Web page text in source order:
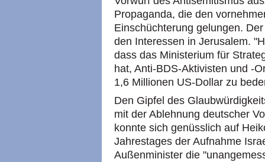
Propaganda, die den
Einschüchterung gelungen.
den Interessen in Jerusalem.
dass das Ministerium für
hat, Anti-BDS-Aktivisten und -
1,6 Millionen US-Dollar zu
Den Gipfel des
mit der Ablehnung deutscher
konnte sich genüsslich auf
Jahrestages der Aufnahme
Außenminister die